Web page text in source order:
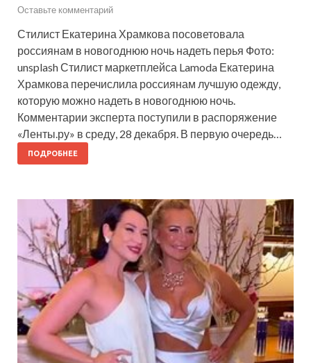
Оставьте комментарий
Стилист Екатерина Храмкова посоветовала
россиянам в новогоднюю ночь надеть перья Фото:
unsplash Стилист маркетплейса Lamoda Екатерина
Храмкова перечислила россиянам лучшую одежду,
которую можно надеть в новогоднюю ночь.
Комментарии эксперта поступили в распоряжение
«Ленты.ру» в среду, 28 декабря. В первую очередь…
ПОДРОБНЕЕ